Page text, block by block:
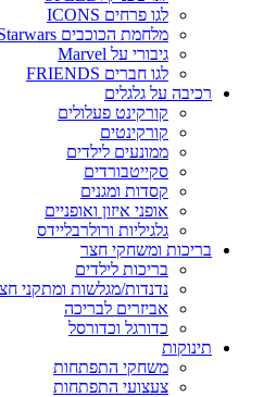
לגו פרחים ICONS
מלחמת הכוכבים Starwars
גיבורי על Marvel
לגו חברים FRIENDS
רכיבה על גלגלים
קורקינט פעלולים
קורקינטים
ממונעים לילדים
סקייטבורדים
קסדות ומגנים
אופני איזון ואופניים
גלגיליות ורולרבליידס
בריכות ומשחקי חצר
בריכות לילדים
נדנדות/מגלשות ומתקני חצר
אביזרים לבריכה
כדורגל וכדורסל
תינוקות
משחקי התפתחות
צעצועי התפתחות